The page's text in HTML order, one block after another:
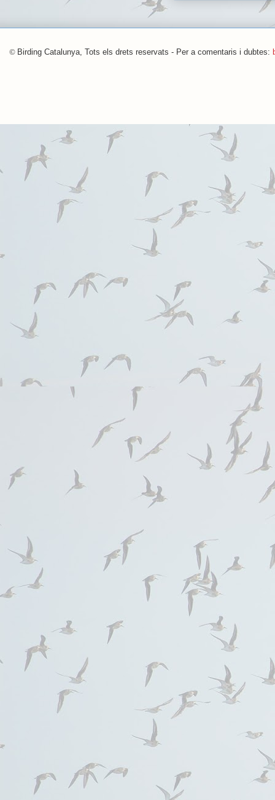
© Birding Catalunya, Tots els drets reservats - Per a comentaris i dubtes: